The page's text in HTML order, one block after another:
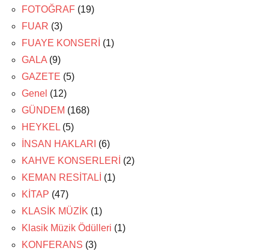
FOTOĞRAF (19)
FUAR (3)
FUAYE KONSERİ (1)
GALA (9)
GAZETE (5)
Genel (12)
GÜNDEM (168)
HEYKEL (5)
İNSAN HAKLARI (6)
KAHVE KONSERLERİ (2)
KEMAN RESİTALİ (1)
KİTAP (47)
KLASİK MÜZİK (1)
Klasik Müzik Ödülleri (1)
KONFERANS (3)